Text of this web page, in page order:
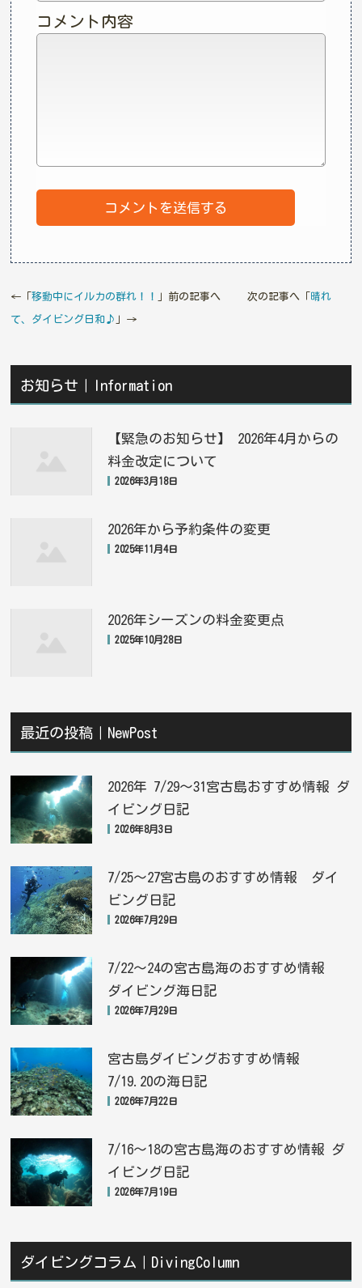
コメント内容
←「移動中にイルカの群れ！！ 」前の記事へ 次の記事へ「 晴れ
て、ダイビング日和♪ 」→
お知らせ｜Information
【緊急のお知らせ】 2026年4月からの
料金改定について
2026年3月18日
2026年から予約条件の変更
2025年11月4日
2026年シーズンの料金変更点
2025年10月28日
最近の投稿｜NewPost
2026年 7/29〜31宮古島おすすめ情報 ダ
イビング日記
2026年8月3日
7/25〜27宮古島のおすすめ情報 ダイ
ビング日記
2026年7月29日
7/22〜24の宮古島海のおすすめ情報
ダイビング海日記
2026年7月29日
宮古島ダイビングおすすめ情報
7/19.20の海日記
2026年7月22日
7/16〜18の宮古島海のおすすめ情報 ダ
イビング日記
2026年7月19日
ダイビングコラム｜DivingColumn